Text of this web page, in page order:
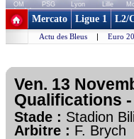
OM PSG Lyon Lille
+ de clubs
Mercato Ligue 1 L2/
Actu des Bleus | Euro
Ven. 13
Qualifications
Stade : Stadion
Arbitre : F. Brych